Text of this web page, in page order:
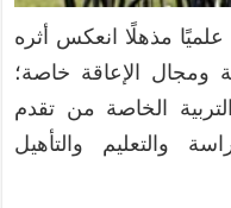
مذهلًا انعكس أثره
ومجال الإعاقة خاصة؛
الخاصة من تقدم
والتعليم والتأهيل